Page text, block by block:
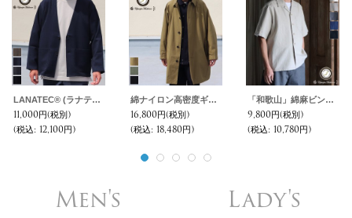
LANATEC® (ラナテック) LEI ( レイ) TECH ウールライク カルゼ ノーカラージャケット【MADE IN JAPAN】『日本製』【送料無料】/ Upscape Audience
11,000円(税別)
(税込: 12,100円)
綿ナイロン高密度ギャバ M51 ラップアップ ステンカラーコート【MADE IN JAPAN】『日本製』【送料無料】 / Upscape Audience
16,800円(税別)
(税込: 18,480円)
「和歌山」綿麻ビンテージソフトキャンバス オープンカラー ハーフスリーブシャツ【MADE IN JAPAN】『日本製』/ Upscape Audience
9,800円(税別)
(税込: 10,780円)
Men's Lady's